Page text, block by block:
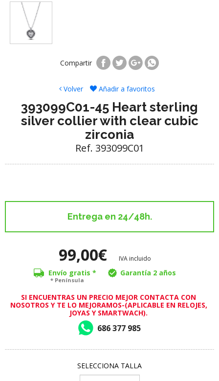
Compartir
Volver Añadir a favoritos
393099C01-45 Heart sterling
silver collier with clear cubic
zirconia
Ref. 393099C01
Entrega en 24/48h.
99,00€ IVA incluido
Envío gratis *
* Península
Garantía 2 años
SI ENCUENTRAS UN PRECIO MEJOR CONTACTA CON
NOSOTROS Y TE LO MEJORAMOS-(APLICABLE EN RELOJES,
JOYAS Y SMARTWACH).
686 377 985
SELECCIONA TALLA